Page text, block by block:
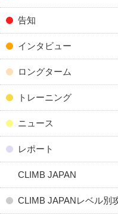
告知
インタビュー
ロングターム
トレーニング
ニュース
レポート
CLIMB JAPAN
CLIMB JAPANレベル別